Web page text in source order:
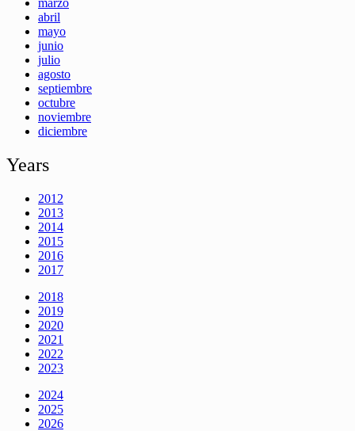
abril
mayo
junio
julio
agosto
septiembre
octubre
noviembre
diciembre
Years
2012
2013
2014
2015
2016
2017
2018
2019
2020
2021
2022
2023
2024
2025
2026